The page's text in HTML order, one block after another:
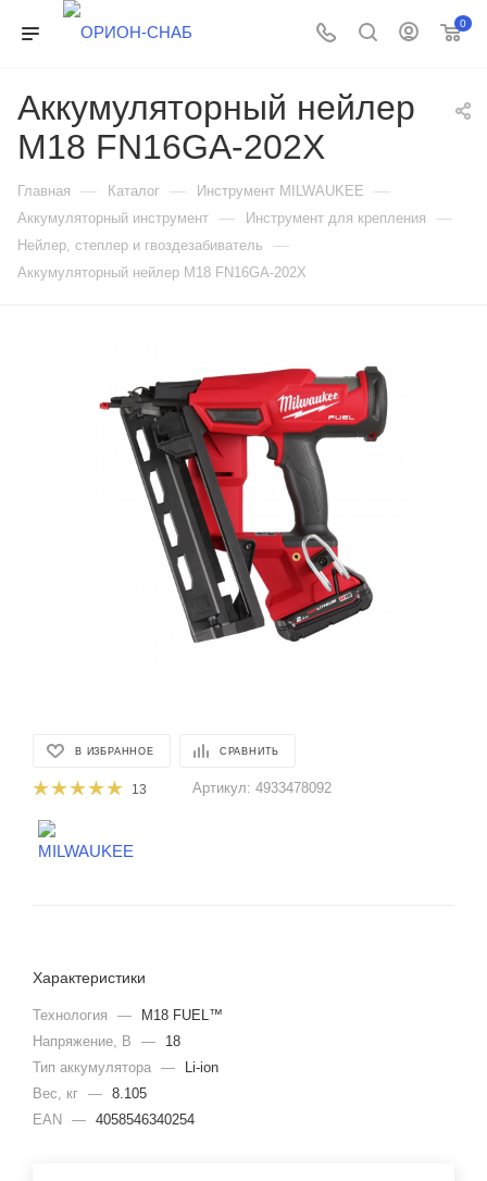
0
Аккумуляторный нейлер
M18 FN16GA-202X
Главная — Каталог — Инструмент MILWAUKEE —
Аккумуляторный инструмент — Инструмент для крепления —
Нейлер, степлер и гвоздезабиватель —
Аккумуляторный нейлер M18 FN16GA-202X
В ИЗБРАННОЕ СРАВНИТЬ
13 Артикул: 4933478092
Характеристики
Технология —
M18 FUEL™
Напряжение, В
—
18
Тип аккумулятора —
Li-ion
Вес, кг — 8.105
EAN
— 4058546340254